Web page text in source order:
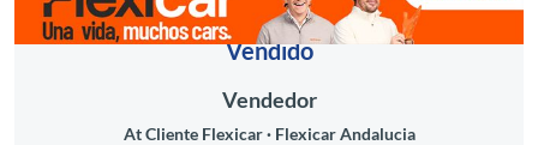
Vendido
Vendedor
At Cliente Flexicar Flexicar Andalucia